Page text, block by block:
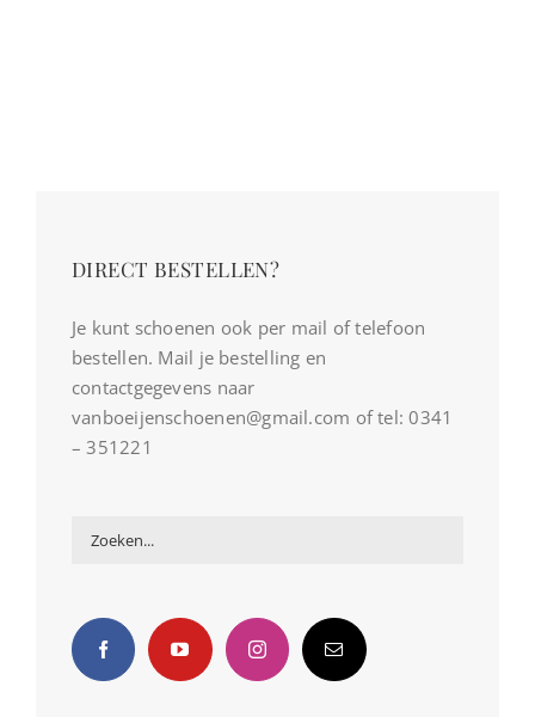
DIRECT BESTELLEN?
Je kunt schoenen ook per mail of telefoon
bestellen. Mail je bestelling en
contactgegevens naar
vanboeijenschoenen@gmail.com of tel: 0341
– 351221